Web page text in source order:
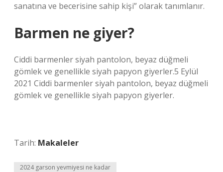
sanatına ve becerisine sahip kişi” olarak tanımlanır.
Barmen ne giyer?
Ciddi barmenler siyah pantolon, beyaz düğmeli
gömlek ve genellikle siyah papyon giyerler.5 Eylül
2021 Ciddi barmenler siyah pantolon, beyaz düğmeli
gömlek ve genellikle siyah papyon giyerler.
Tarih: Makaleler
2024 garson yevmiyesi ne kadar